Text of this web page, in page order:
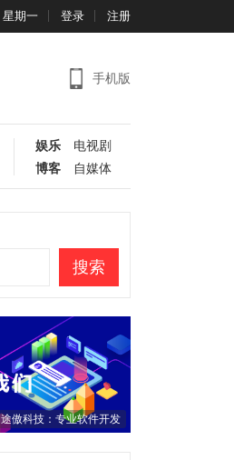
星期一 登录 注册
手机版
娱乐
电视剧
博客
自媒体
搜索
途傲科技：专业软件开发